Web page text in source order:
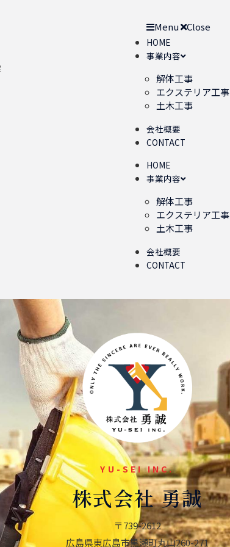
Menu Close
HOME
事業内容
解体工事
エクステリア工事
土木工事
会社概要
CONTACT
HOME
事業内容
解体工事
エクステリア工事
土木工事
会社概要
CONTACT
YU-SEI INC.
株式会社 勇誠
〒739-2612
広島県東広島市黒瀬町丸山260-271